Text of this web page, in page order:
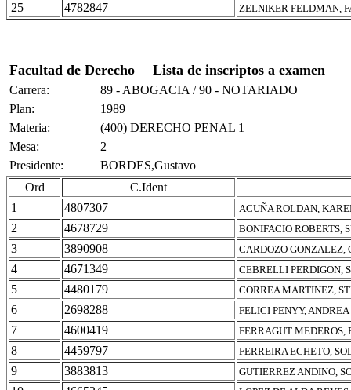
25 4782847 ZELNIKER FELDMAN,
Facultad de Derecho Lista de inscriptos a examen
Carrera:
89 - ABOGACIA / 90 - NOTARIADO
Plan:
1989
Materia:
(400) DERECHO PENAL 1
Mesa:
2
Presidente:
BORDES,Gustavo
Ord
C.Ident
1
4807307 ACUÑA ROLDAN,
2 4678729 BONIFACIO ROBERTS,
3 3890908 CARDOZO GONZALEZ,
4 4671349 CEBRELLI PERDIGON,
5 4480179 CORREA MARTINEZ,
6 2698288 FELICI PENYY,
7 4600419 FERRAGUT MEDEROS,
8 4459797 FERREIRA ECHETO,
9 3883813 GUTIERREZ ANDINO,